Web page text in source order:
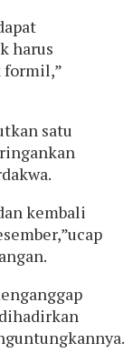
harus
formil,”
satu
kembali